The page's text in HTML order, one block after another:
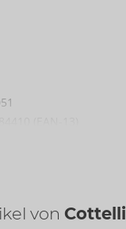
von Cottelli